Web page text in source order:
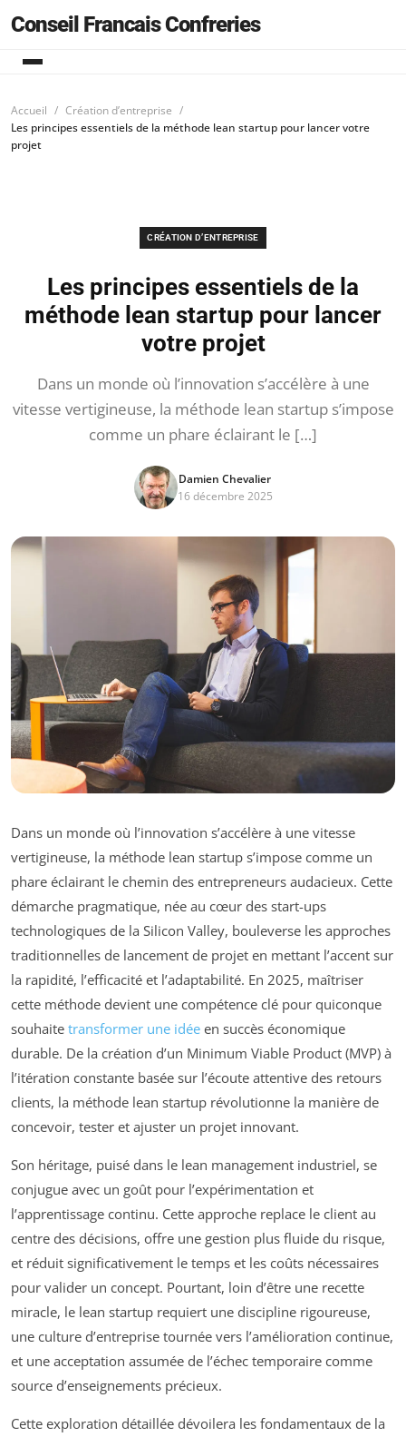
Conseil Francais Confreries
Accueil
Création d’entreprise
Les principes essentiels de la méthode lean startup pour lancer votre
projet
CRÉATION D’ENTREPRISE
Les principes essentiels de la
méthode lean startup pour lancer
votre projet
Dans un monde où l’innovation s’accélère à une
vitesse vertigineuse, la méthode lean startup s’impose
comme un phare éclairant le […]
Damien Chevalier
16 décembre 2025
Dans un monde où l’innovation s’accélère à une vitesse
vertigineuse, la méthode lean startup s’impose comme un
phare éclairant le chemin des entrepreneurs audacieux. Cette
démarche pragmatique, née au cœur des start-ups
technologiques de la Silicon Valley, bouleverse les approches
traditionnelles de lancement de projet en mettant l’accent sur
la rapidité, l’efficacité et l’adaptabilité. En 2025, maîtriser
cette méthode devient une compétence clé pour quiconque
souhaite transformer une idée en succès économique
durable. De la création d’un Minimum Viable Product (MVP) à
l’itération constante basée sur l’écoute attentive des retours
clients, la méthode lean startup révolutionne la manière de
concevoir, tester et ajuster un projet innovant.
Son héritage, puisé dans le lean management industriel, se
conjugue avec un goût pour l’expérimentation et
l’apprentissage continu. Cette approche replace le client au
centre des décisions, offre une gestion plus fluide du risque,
et réduit significativement le temps et les coûts nécessaires
pour valider un concept. Pourtant, loin d’être une recette
miracle, le lean startup requiert une discipline rigoureuse,
une culture d’entreprise tournée vers l’amélioration continue,
et une acceptation assumée de l’échec temporaire comme
source d’enseignements précieux.
Cette exploration détaillée dévoilera les fondamentaux de la